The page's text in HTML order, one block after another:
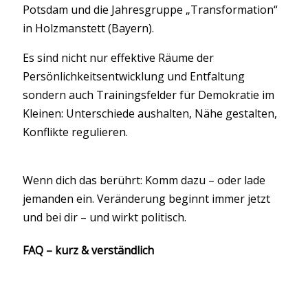
Potsdam und die Jahresgruppe „Transformation“
in Holzmanstett (Bayern).
Es sind nicht nur effektive Räume der
Persönlichkeitsentwicklung und Entfaltung
sondern auch Trainingsfelder für Demokratie im
Kleinen: Unterschiede aushalten, Nähe gestalten,
Konflikte regulieren.
Wenn dich das berührt: Komm dazu – oder lade
jemanden ein. Veränderung beginnt immer jetzt
und bei dir – und wirkt politisch.
FAQ – kurz & verständlich